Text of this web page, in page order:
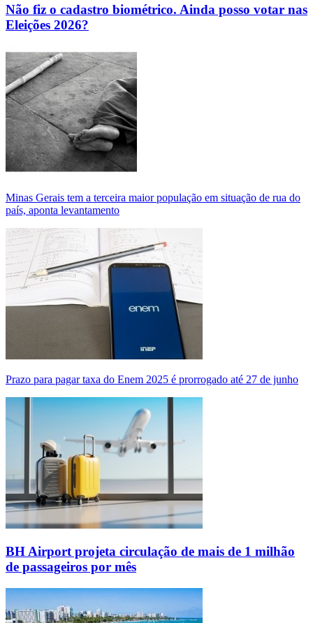
Não fiz o cadastro biométrico. Ainda posso votar nas
Eleições 2026?
Minas Gerais tem a terceira maior população em situação de rua do
país, aponta levantamento
Prazo para pagar taxa do Enem 2025 é prorrogado até 27 de junho
BH Airport projeta circulação de mais de 1 milhão
de passageiros por mês